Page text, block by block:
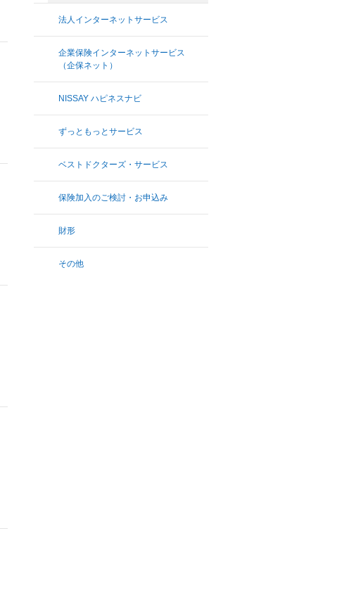
法人インターネットサービス
企業保険インターネットサービス
（企保ネット）
NISSAY ハピネスナビ
ずっともっとサービス
ベストドクターズ・サービス
保険加入のご検討・お申込み
財形
その他